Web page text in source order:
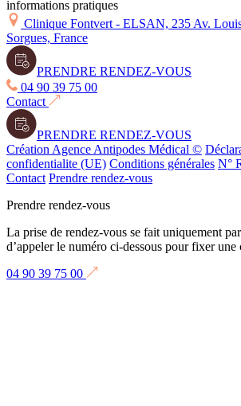
informations pratiques
Clinique Fontvert - ELSAN, 235 Av.
Sorgues, France
PRENDRE RENDEZ-VOUS
04 90 39 75 00
Contact
PRENDRE RENDEZ-VOUS
Création Agence Antipodes Médical ©
confidentialite (UE) Conditions générales N°
Contact Prendre rendez-vous
Prendre rendez-vous
La prise de rendez-vous se fait uniquement
d’appeler le numéro ci-dessous pour fixer une
04 90 39 75 00